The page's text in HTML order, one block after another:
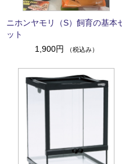
ニホンヤモリ（S）飼育の基本
ット
1,900円
（税込み）